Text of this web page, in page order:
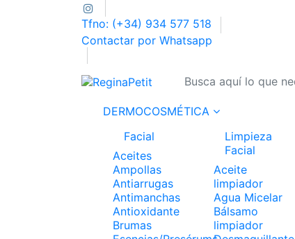
Tfno: (+34) 934 577 518
Contactar por Whatsapp
DERMOCOSMÉTICA
Facial
Aceites
Ampollas
Antiarrugas
Antimanchas
Antioxidante
Brumas
Limpieza
Facial
Aceite
limpiador
Agua Micelar
Bálsamo
limpiador